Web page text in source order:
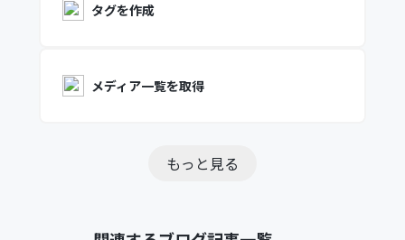
タグを作成
メディア一覧を取得
もっと見る